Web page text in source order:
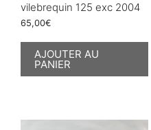
vilebrequin 125 exc 2004
65,00€
AJOUTER AU
PANIER